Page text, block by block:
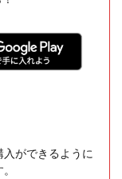
ができるように